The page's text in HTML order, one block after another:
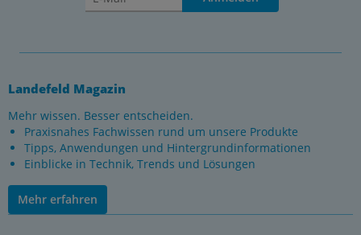
Landefeld Magazin
Mehr wissen. Besser entscheiden.
Praxisnahes Fachwissen rund um unsere Produkte
Tipps, Anwendungen und Hintergrundinformationen
Einblicke in Technik, Trends und Lösungen
Mehr erfahren